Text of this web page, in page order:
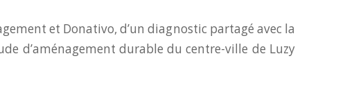
et Donativo, d’un diagnostic partagé avec la
d’aménagement durable du centre-ville de Luzy